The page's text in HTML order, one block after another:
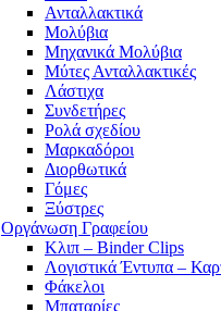
Ανταλλακτικά
Μολύβια
Μηχανικά Μολύβια
Μύτες Ανταλλακτικές
Λάστιχα
Συνδετήρες
Ρολά σχεδίου
Μαρκαδόροι
Διορθωτικά
Γόμες
Ξύστρες
Οργάνωση Γραφείου
Κλιπ – Binder Clips
Λογιστικά Έντυπα –
Φάκελοι
Μπαταρίες